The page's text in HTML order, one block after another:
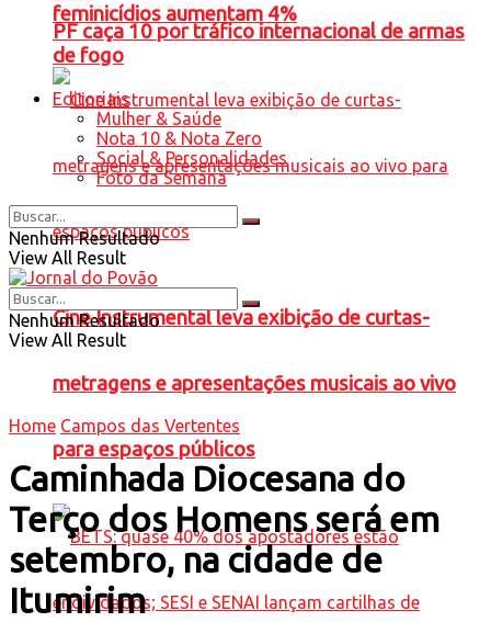
feminicídios aumentam 4%
Cine Instrumental leva exibição de curtas-
metragens e apresentações musicais ao vivo
para espaços públicos
PF caça 10 por tráfico internacional de armas
de fogo
Editoriais
Mulher & Saúde
Nota 10 & Nota Zero
Social & Personalidades
Foto da Semana
Nenhum Resultado
View All Result
Nenhum Resultado
View All Result
Home Campos das Vertentes
Caminhada Diocesana do
Terço dos Homens será em
setembro, na cidade de
Itumirim